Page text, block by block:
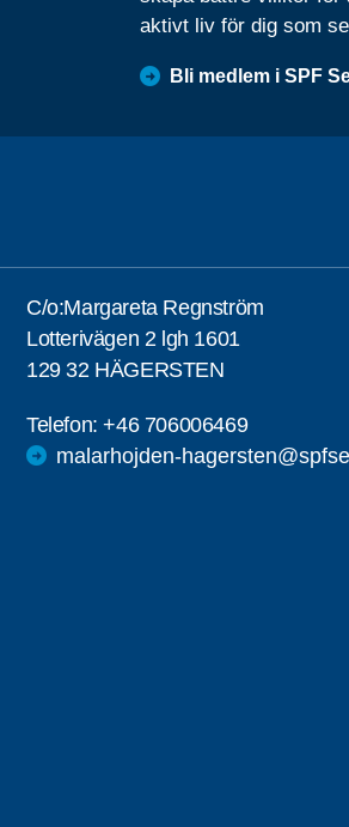
aktivt liv för dig som
Bli medlem i SPF
C/o:Margareta Regnström
Lotterivägen 2 lgh 1601
129 32 HÄGERSTEN
Telefon:+46 706006469
malarhojden-